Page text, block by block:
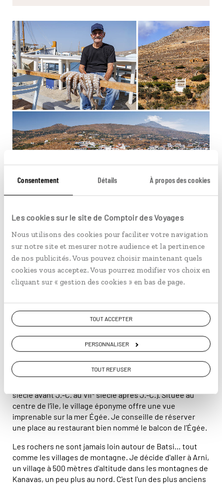
Consentement Détails À propos des cookies
Les cookies sur le site de Comptoir des Voyages
Nous utilisons des cookies pour faciliter votre navigation
sur notre site et mesurer notre audience et la pertinence
de nos publicités. Vous pouvez choisir maintenant quels
cookies vous acceptez. Vous pourrez modifier vos choix en
cliquant sur « gestion des cookies » en bas de page.
TOUT ACCEPTER
PERSONNALISER
TOUT REFUSER
Batsi, un balcon sur la mer Égée
Batsi, accroché à une colline, fait face à la mer. Son petit
port de pêche et son bord de mer sont joliment
où j'ai pu goûter une délicieuse salade de crabes. Après
le dîner, je prolonge la soirée avec un cocktail au bar
Au petit matin, rendez-vous au musée archéologique de
Paléopolis au sud du Batsi, qui complète bien la visite du
musée archéologique de Chora. Paléopolis est une
siècle avant J.-C. au VII siècle après J.-C.). Située au
centre de l’île, le village éponyme offre une vue
imprenable sur la mer Égée. Je conseille de réserver
une place au restaurant bien nommé le balcon de l’Égée.
Les rochers ne sont jamais loin autour de Batsi… tout
comme les villages de montagne. Je décide d'aller à Arni,
un village à 500 mètres d'altitude dans les montagnes de
Kanavas, un peu plus au nord. C'est l'un des plus anciens